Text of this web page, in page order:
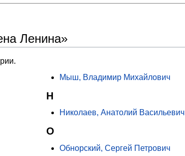
Ленина»
Мыш, Владимир Михайлович
Н
Николаев, Анатолий Васильевич
О
Обнорский, Сергей Петрович